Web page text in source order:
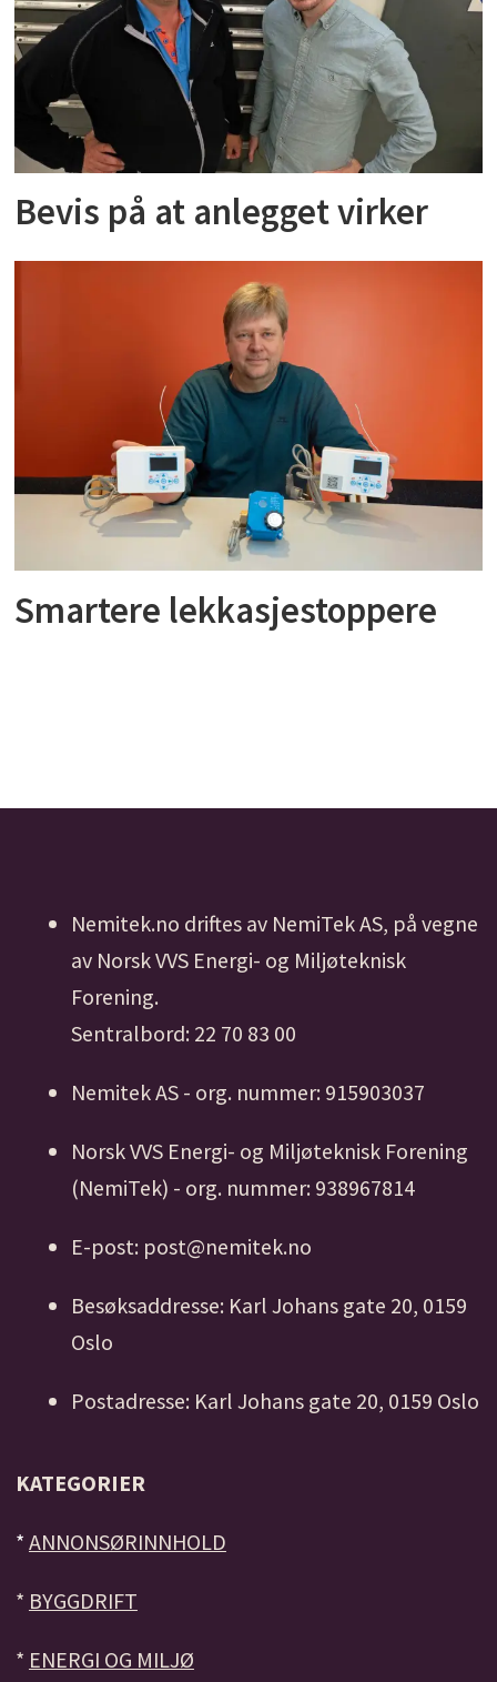
Bevis på at anlegget virker
Smartere lekkasjestoppere
Nemitek.no driftes av NemiTek AS, på vegne
av Norsk VVS Energi- og Miljøteknisk
Forening.
Sentralbord: 22 70 83 00
Nemitek AS - org. nummer: 915903037
Norsk VVS Energi- og Miljøteknisk Forening
(NemiTek) - org. nummer: 938967814
E-post: post@nemitek.no
Besøksaddresse: Karl Johans gate 20, 0159
Oslo
Postadresse: Karl Johans gate 20, 0159 Oslo
KATEGORIER
* ANNONSØRINNHOLD
* BYGGDRIFT
* ENERGI OG MILJØ